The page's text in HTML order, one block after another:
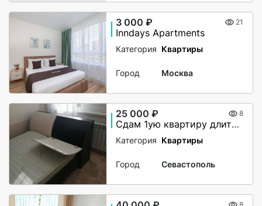
3 000 ₽ 21
Inndays Apartments
Категория Квартиры
Город Москва
25 000 ₽ 8
Сдам 1ую квартиру длительно
Категория Квартиры
Город Севастополь